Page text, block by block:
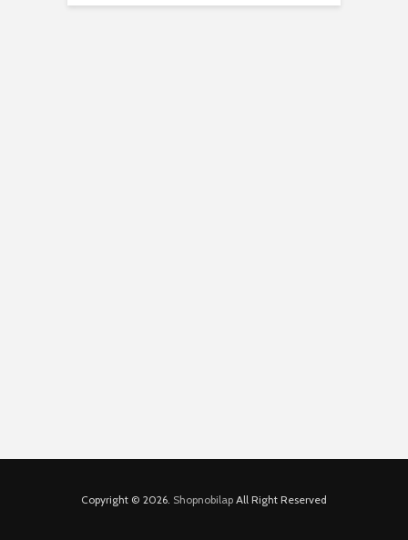
Copyright © 2026. Shopnobilap All Right Reserved